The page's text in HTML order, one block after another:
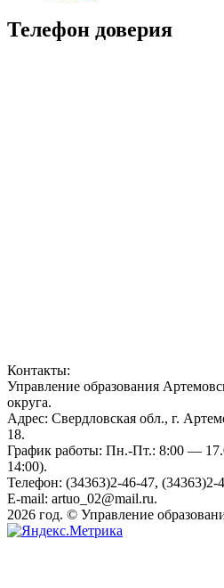
Телефон доверия
Контакты:
Управление образования
округа.
Адрес: Свердловская обл., г.
18.
График работы: Пн.-Пт.: 8:00 —
14:00).
Телефон: (34363)2-46-47, (34363)2-
E-mail: artuo_02@mail.ru.
2026 год. © Управление